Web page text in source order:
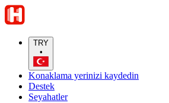
TRY
•
Konaklama yerinizi kaydedin
Destek
Seyahatler